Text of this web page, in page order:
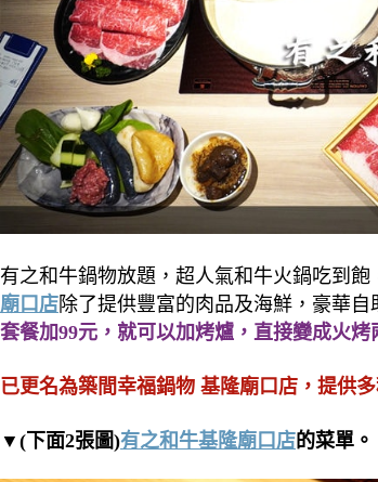
有之和牛鍋物放題，超人氣和牛火鍋吃到
廟口店除了提供豐富的肉品及海鮮，豪華
套餐加99元，就可以加烤爐，直接變成火烤
已更名為築間幸福鍋物 基隆廟口店，提供
▼(下面2張圖)有之和牛基隆廟口店的菜單。